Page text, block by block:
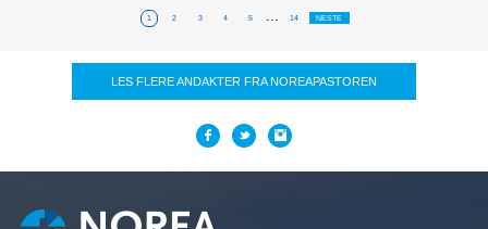
1 2 3 4 5 14 NESTE
LES FLERE ANDAKTER FRA NOREAPASTOREN